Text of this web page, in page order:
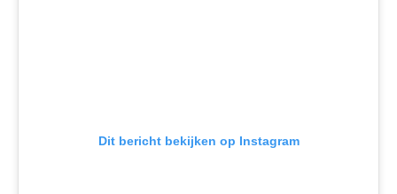
Dit bericht bekijken op Instagram